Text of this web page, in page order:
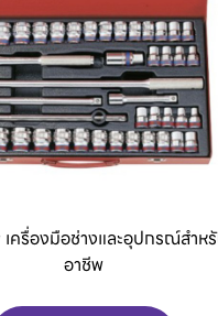
ครื่องมือช่างและอุปกรณ์สำห
อาชีพ